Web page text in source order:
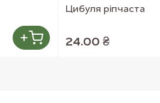
Цибуля ріпчаста
24.00 ₴